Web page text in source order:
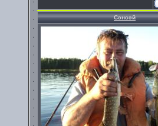
Сэнсэй